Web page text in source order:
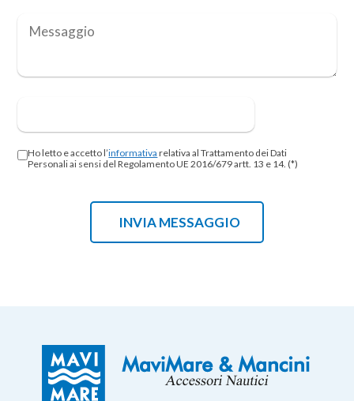
Ho letto e accetto l’informativa relativa al Trattamento dei Dati
Personali ai sensi del Regolamento UE 2016/679 artt. 13 e 14. (*)